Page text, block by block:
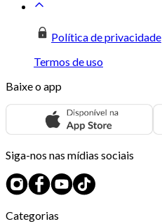
Política de privacidade
Termos de uso
Baixe o app
Siga-nos nas mídias sociais
Categorias